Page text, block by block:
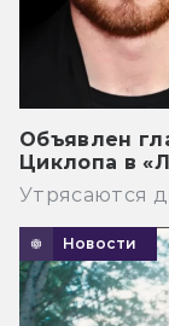
Объявлен
Циклопа в
Утрясаются
Новости